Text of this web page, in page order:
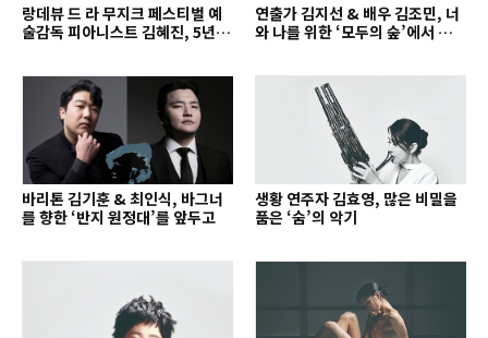
랑데뷰 드 라 무지크 페스티벌 예
술감독 피아니스트 김혜진, 5년간
연출가 김지선 & 배우 김조민, 너
와 나를 위한 ‘모두의 숲’에서 만나
바리톤 김기훈 & 최인식, 바그너
를 향한 ‘반지 원정대’를 앞두고
생황 연주자 김효영, 많은 비밀을
품은 ‘숨’의 악기